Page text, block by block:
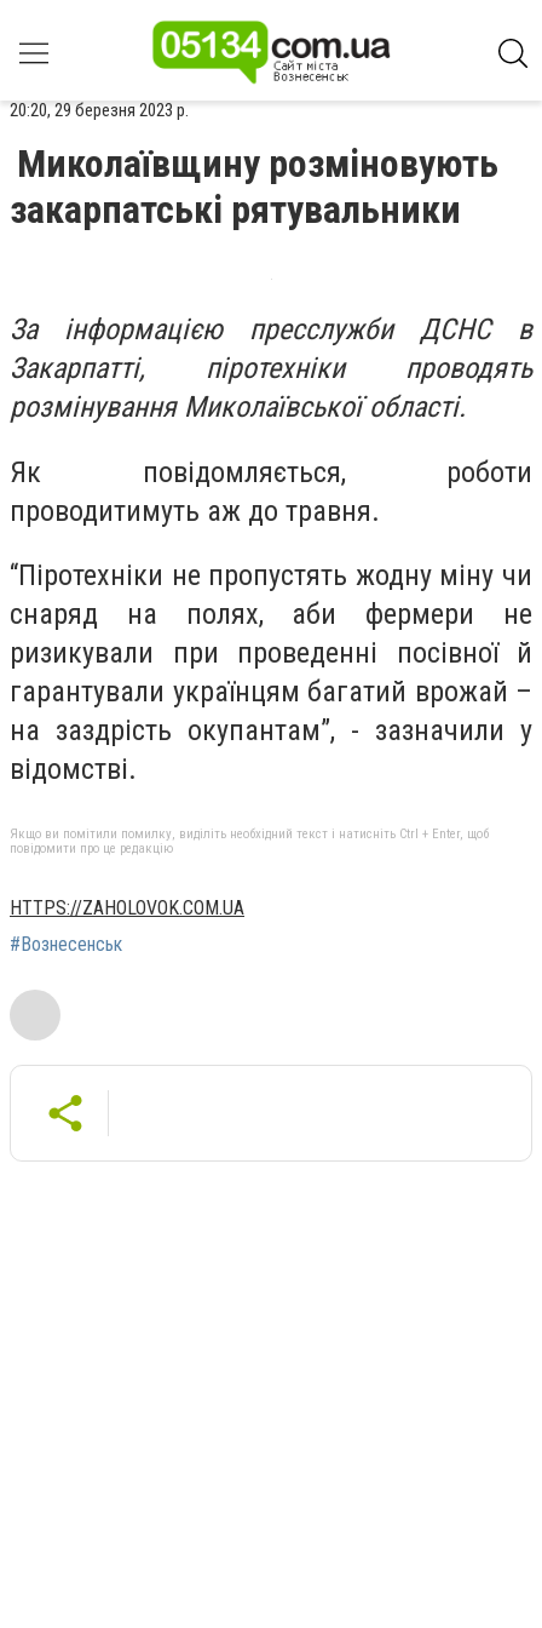
20:20, 29 березня 2023 р.
Миколаївщину розміновують
закарпатські рятувальники
За інформацією пресслужби ДСНС в
Закарпатті, піротехніки проводять
розмінування Миколаївської області.
Як повідомляється, роботи
проводитимуть аж до травня.
“Піротехніки не пропустять жодну міну чи
снаряд на полях, аби фермери не
ризикували при проведенні посівної й
гарантували українцям багатий врожай –
на заздрість окупантам”, - зазначили у
відомстві.
Якщо ви помітили помилку, виділіть необхідний текст і натисніть Ctrl + Enter, щоб
повідомити про це редакцію
HTTPS://ZAHOLOVOK.COM.UA
#Вознесенськ